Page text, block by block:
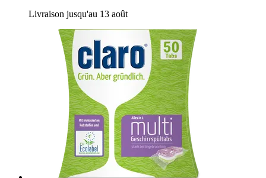
Livraison jusqu'au 13 août